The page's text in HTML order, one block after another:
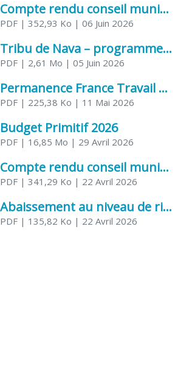
Compte rendu conseil municipal – 21 avril 2026
PDF | 352,93 Ko | 06 Juin 2026
Tribu de Nava – programme et inscriptions été 2026
PDF | 2,61 Mo | 05 Juin 2026
Permanence France Travail au CCAS de Saujon Juin 2026
PDF | 225,38 Ko | 11 Mai 2026
Budget Primitif 2026
PDF | 16,85 Mo | 29 Avril 2026
Compte rendu conseil municipal – 7 avril 2026
PDF | 341,29 Ko | 22 Avril 2026
Abaissement au niveau de risque modéré de l’Influenza aviaire
PDF | 135,82 Ko | 22 Avril 2026